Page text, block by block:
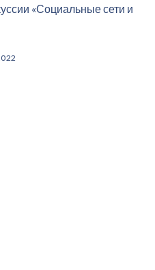
«Социальные сети и